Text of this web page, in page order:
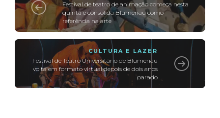
Festival de teatro de animação começa nesta
quinta e consolida Blumenau como
referência na arte
CULTURA E LAZER
Festival de Teatro Universitário de Blumenau
volta em formato virtual depois de dois anos
parado